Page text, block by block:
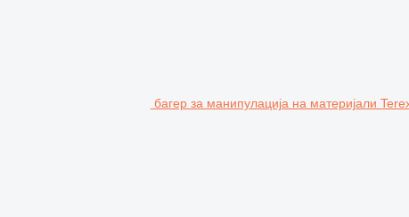
багер за манипулација на материјали